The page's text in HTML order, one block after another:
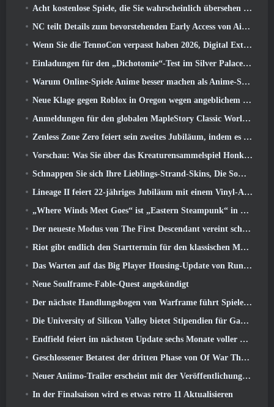
Acht kostenlose Spiele, die Sie wahrscheinlich übersehen haben und die Teil von Steams Train Fest sind
NC teilt Details zum bevorstehenden Early Access von Aion 2 mit
Wenn Sie die TennoCon verpasst haben 2026, Digital Extremes teilt alle Panels
Einladungen für den „Dichotomie“-Test im Silver Palace gehen raus
Warum Online-Spiele Anime besser machen als Anime-Spiele
Neue Klage gegen Roblox in Oregon wegen angeblichem Kinderpflegevorfall eingereicht
Anmeldungen für den globalen MapleStory Classic World Second Closed Test
Zenless Zone Zero feiert sein zweites Jubiläum, indem es Spielern die Wahl zwischen einem kostenlosen S-Rank-Agenten bietet
Vorschau: Was Sie über das Kreaturensammelspiel Honkai von HoYoverse wissen sollten: Link-Seele
Schnappen Sie sich Ihre Lieblings-Strand-Skins, Die Sommerspiele sind zu Overwatch zurückgekehrt
Lineage II feiert 22-jähriges Jubiläum mit einem Vinyl-Album in Collector’s Edition
„Where Winds Meet Goes“ ist „Eastern Steampunk“ in der Version 2.0
Der neueste Modus von The First Descendant vereint schwierige Void-Intercept-Kämpfe und die Tiefen
Riot gibt endlich den Starttermin für den klassischen Modus von League of Legends bekannt
Das Warten auf das Big Player Housing-Update von RuneScape hat ein Ende
Neue Soulframe-Fable-Quest angekündigt
Der nächste Handlungsbogen von Warframe führt Spieler zu einer völlig neuen Sternenkarte, Das Tau-System
Die University of Silicon Valley bietet Stipendien für Gaming an und einige der Anforderungen sind interessant
Endfield feiert im nächsten Update sechs Monate voller Fabriken und Seilrutschen
Geschlossener Betatest der dritten Phase von Of War Thunder Infantry Battles angekündigt
Neuer Aniimo-Trailer erscheint mit der Veröffentlichung des neuesten geschlossenen Betatests
In der Finalsaison wird es etwas retro 11 Aktualisieren